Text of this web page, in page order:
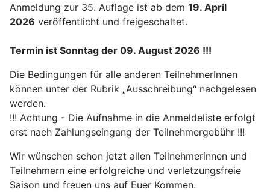
Anmeldung zur 35. Auflage ist ab dem 19. April
2026 veröffentlicht und freigeschaltet.
Termin ist Sonntag der 09. August 2026 !!!
Die Bedingungen für alle anderen TeilnehmerInnen
können unter der Rubrik „Ausschreibung“ nachgelesen
werden.
!!! Achtung - Die Aufnahme in die Anmeldeliste erfolgt
erst nach Zahlungseingang der Teilnehmergebühr !!!
Wir wünschen schon jetzt allen Teilnehmerinnen und
Teilnehmern eine erfolgreiche und verletzungsfreie
Saison und freuen uns auf Euer Kommen.